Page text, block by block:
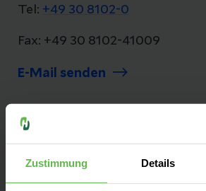
Zustimmung Details
Tel: +49 30 8102-0
Fax: +49 30 8102-41009
E-Mail senden
Drei renommierte und